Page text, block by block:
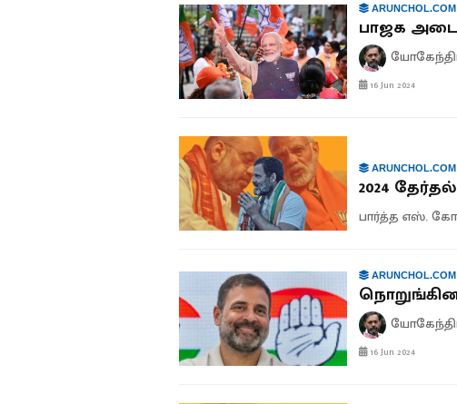
ARUNCHOL.COM
பாஜக
16 Jun 2024
ARUNCHOL.COM
2024
பார்த்த எஸ்.
ARUNCHOL.COM
16 Jun 2024